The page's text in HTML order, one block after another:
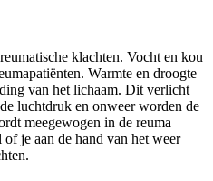
klachten. Vocht en kou
Warmte en droogte
van het lichaam. Dit verlicht
luchtdruk en onweer worden de
meegewogen in de reuma
je aan de hand van het weer